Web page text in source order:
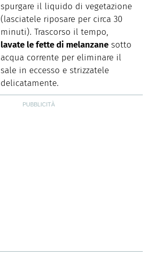
spurgare il liquido di vegetazione
(lasciatele riposare per circa 30
minuti). Trascorso il tempo,
lavate le fette di melanzane sotto
acqua corrente per eliminare il
sale in eccesso e strizzatele
delicatamente.